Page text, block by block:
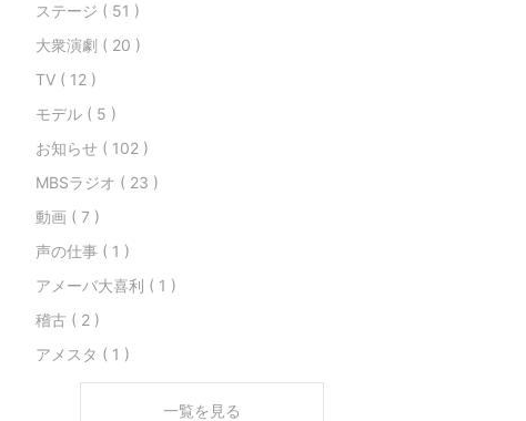
ステージ ( 51 )
大衆演劇 ( 20 )
TV ( 12 )
モデル ( 5 )
お知らせ ( 102 )
MBSラジオ ( 23 )
動画 ( 7 )
声の仕事 ( 1 )
アメーバ大喜利 ( 1 )
稽古 ( 2 )
アメスタ ( 1 )
一覧を見る